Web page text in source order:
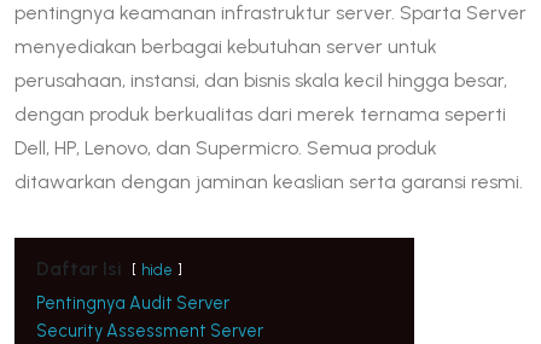
pentingnya keamanan infrastruktur server. Sparta Server
menyediakan berbagai kebutuhan server untuk
perusahaan, instansi, dan bisnis skala kecil hingga besar,
dengan produk berkualitas dari merek ternama seperti
Dell, HP, Lenovo, dan Supermicro. Semua produk
ditawarkan dengan jaminan keaslian serta garansi resmi.
Daftar Isi hide
Pentingnya Audit Server
Security Assessment Server